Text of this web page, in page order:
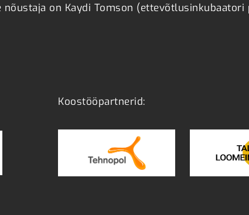
on Kaydi Tomson
Koostööpartnerid: